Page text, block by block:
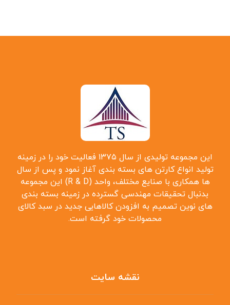
این مجموعه تولیدی از سال ۱۳۷۵ فعالیت خود را در زمینه
تولید انواع کارتن ‌های بسته بندی آغاز نمود و پس از سال
‌ها همکاری با صنایع مختلف، واحد (R & D) این مجموعه
بدنبال تحقیقات مهندسی گسترده در زمینه بسته بندی
‌های نوین تصمیم به افزودن کالاهایی جدید در سبد کالای
محصولات خود گرفته است.
نقشه سایت